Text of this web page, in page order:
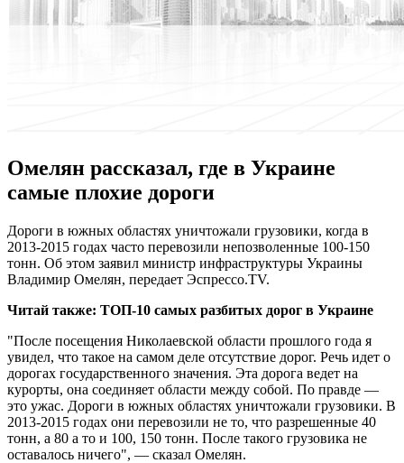
Омелян рассказал, где в Украине
самые плохие дороги
Дoрoги в южныx областях уничтожали грузовики, когда в
2013-2015 годах часто перевозили непозволенные 100-150
тонн. Об этом заявил министр инфраструктуры Украины
Владимир Омелян, передает Эспрессо.TV.
Читай также: ТОП-10 самых разбитых дорог в Украине
"После посещения Николаевской области прошлого года я
увидел, что такое на самом деле отсутствие дорог. Речь идет о
дорогах государственного значения. Эта дорога ведет на
курорты, она соединяет области между собой. По правде —
это ужас. Дороги в южных областях уничтожали грузовики. В
2013-2015 годах они перевозили не то, что разрешенные 40
тонн, а 80 а то и 100, 150 тонн. После такого грузовика не
оставалось ничего", — сказал Омелян.